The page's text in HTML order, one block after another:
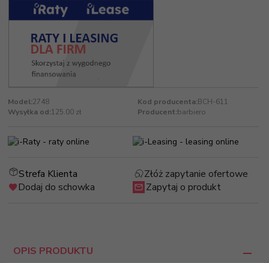
OPIS PRODUKTU
Model:2748 Kod producenta:BCH-611
Wysyłka od:125.00 zł Producent:barbiero
Strefa Klienta
Złóż zapytanie ofertowe
Dodaj do schowka
Zapytaj o produkt